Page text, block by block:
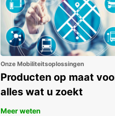
Onze Mobiliteitsoplossingen
Producten op maat
alles wat u zoekt
Meer weten